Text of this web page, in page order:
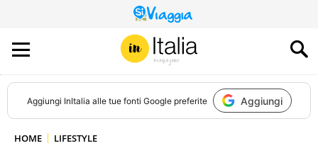
QUESTO
SITO
CONTRIBUISCE
ALL’AUDIENCE
DI
Aggiungi InItalia alle tue fonti Google preferite Aggiungi
HOME LIFESTYLE